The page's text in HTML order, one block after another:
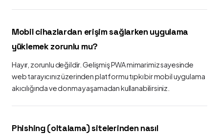
Mobil cihazlardan erişim sağlarken uygulama
yüklemek zorunlu mu?
Hayır, zorunlu değildir. Gelişmiş PWA mimarimiz sayesinde
web tarayıcınız üzerinden platformu tıpkı bir mobil uygulama
akıcılığında ve donma yaşamadan kullanabilirsiniz.
Phishing (oltalama) sitelerinden nasıl